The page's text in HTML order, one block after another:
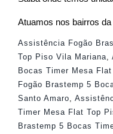
Atuamos nos bairros
Assistência Fogão
Top Piso Vila Mariana
Bocas Timer Mesa
Fogão Brastemp 5
Santo Amaro
Timer Mesa Flat Top
Brastemp 5 Bocas